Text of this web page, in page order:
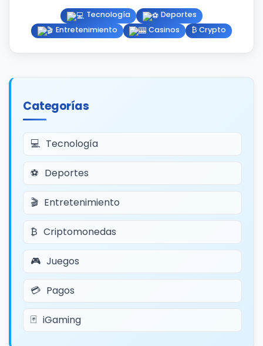
Tecnología
Deportes
Entretenimiento
Casinos ₿ Crypto
Categorías
Tecnología
Deportes
Entretenimiento
Criptomonedas
Juegos
Pagos
iGaming